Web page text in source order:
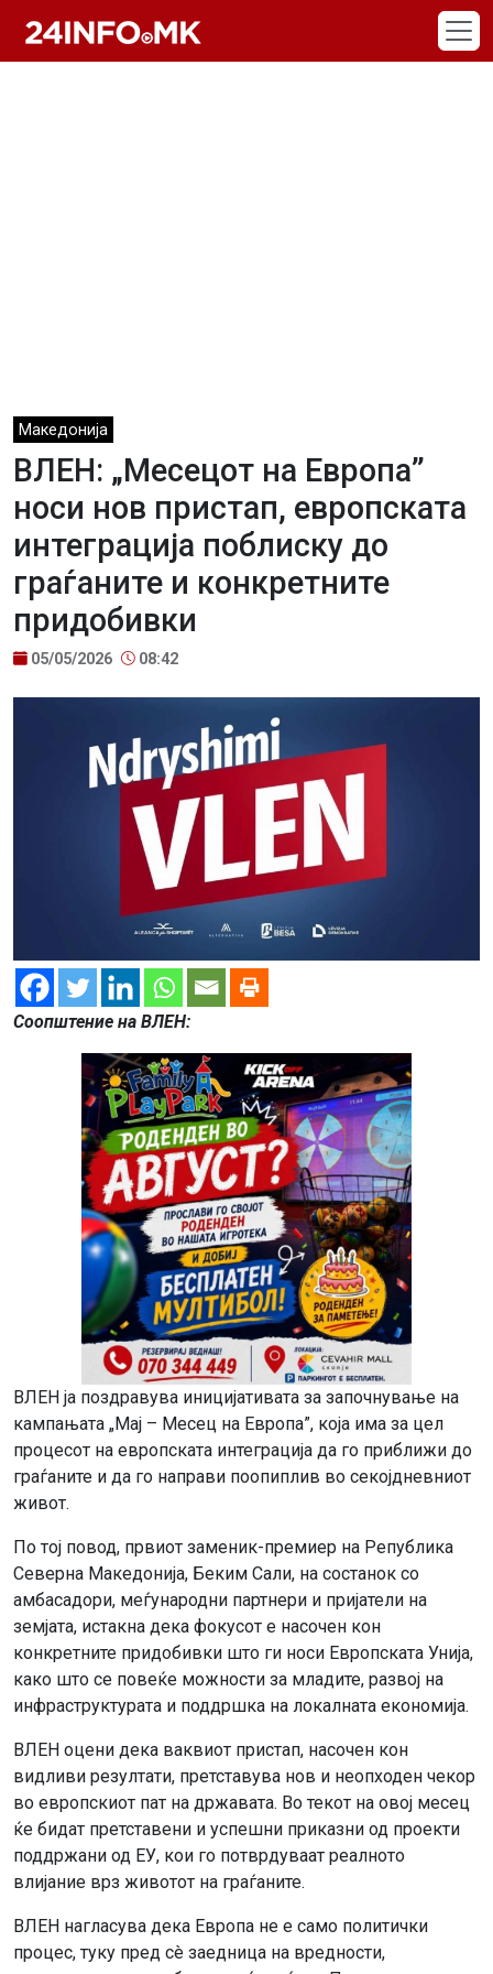
Македонија
ВЛЕН: „Месецот на Европа”
носи нов пристап, европската
интеграција поблиску до
граѓаните и конкретните
придобивки
05/05/2026 08:42
Соопштение на ВЛЕН:
ВЛЕН ја поздравува иницијативата за започнување на
кампањата „Мај – Месец на Европа”, која има за цел
процесот на европската интеграција да го приближи до
граѓаните и да го направи поопиплив во секојдневниот
живот.
По тој повод, првиот заменик-премиер на Република
Северна Македонија, Беким Сали, на состанок со
амбасадори, меѓународни партнери и пријатели на
земјата, истакна дека фокусот е насочен кон
конкретните придобивки што ги носи Европската Унија,
како што се повеќе можности за младите, развој на
инфраструктурата и поддршка на локалната економија.
ВЛЕН оцени дека ваквиот пристап, насочен кон
видливи резултати, претставува нов и неопходен чекор
во европскиот пат на државата. Во текот на овој месец
ќе бидат претставени и успешни приказни од проекти
поддржани од ЕУ, кои го потврдуваат реалното
влијание врз животот на граѓаните.
ВЛЕН нагласува дека Европа не е само политички
процес, туку пред сè заедница на вредности,